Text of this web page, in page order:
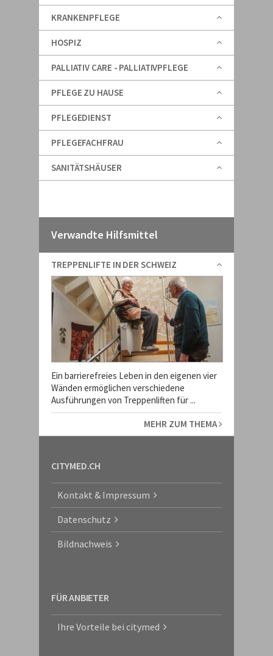
KRANKENPFLEGE
HOSPIZ
PALLIATIV CARE - PALLIATIVPFLEGE
PFLEGE ZU HAUSE
PFLEGEDIENST
PFLEGEFACHFRAU
SANITÄTSHÄUSER
Verwandte Hilfsmittel
TREPPENLIFTE IN DER SCHWEIZ
Ein barrierefreies Leben in den eigenen vier
Wänden ermöglichen verschiedene
Ausführungen von Treppenliften für ...
MEHR ZUM THEMA
CITYMED.CH
Kontakt & Impressum
Datenschutz
Bildnachweis
FÜR ANBIETER
Ihre Vorteile bei citymed